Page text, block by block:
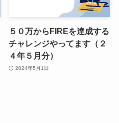
５０万からFIREを達成する
チャレンジやってます（２
４年５月分）
2024年5月1日